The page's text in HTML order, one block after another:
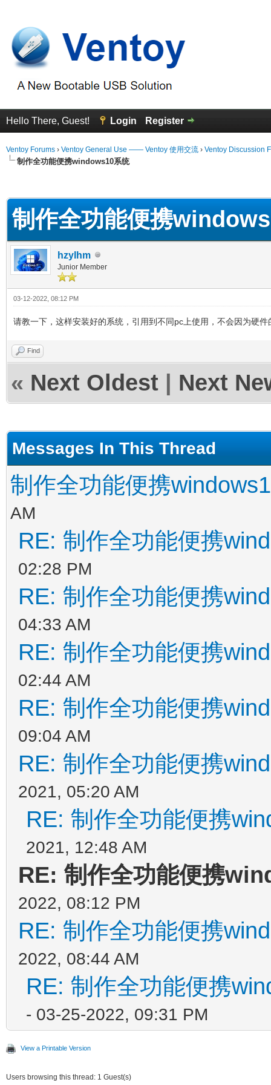
Hello There, Guest! Login Register
Ventoy Forums › Ventoy General Use —— Ventoy 使用交流 › Ventoy Discussion
制作全功能便携windows10系统
制作全功能便携
hzylhm
Junior Member
03-12-2022, 08:12 PM
请教一下，这样安装好的系统，引用到不同pc上使用，不会因为硬件
Find
« Next Oldest Next
Messages In This Thread
制作全功能便携
AM
RE: 制作全功能便携
02:28 PM
RE: 制作全功能便携
04:33 AM
RE: 制作全功能便携
02:44 AM
RE: 制作全功能便携
09:04 AM
RE: 制作全功能便携
2021, 05:20 AM
RE: 制作全功能便携
2021, 12:48 AM
RE: 制作全功能便携
2022, 08:12 PM
RE: 制作全功能便携
2022, 08:44 AM
RE: 制作全功能便携
- 03-25-2022, 09:31 PM
View a Printable Version
Users browsing this thread: 1 Guest(s)